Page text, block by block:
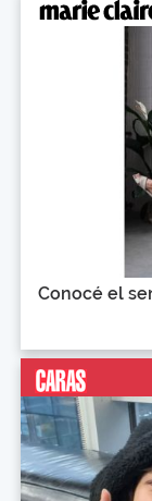
Conocé el